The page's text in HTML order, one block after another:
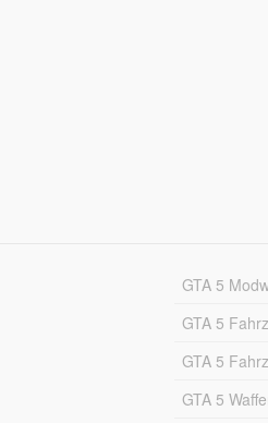
GTA 5
GTA 5
GTA 5
GTA 5